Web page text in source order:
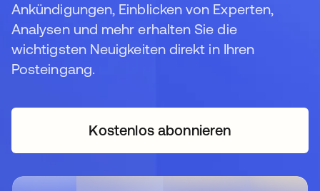
Ankündigungen, Einblicken von Experten,
Analysen und mehr erhalten Sie die
wichtigsten Neuigkeiten direkt in Ihren
Posteingang.
Kostenlos abonnieren
wird in einer neuen